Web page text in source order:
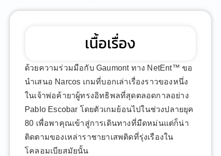
เนื้อเรื่อง
ด้วยความร่วมมือกับ Gaumont ทาง NetEnt™ ขอ
นำเสนอ Narcos เกมที่บอกเล่าเรื่องราวของหนึ่ง
ในเจ้าพ่อค้ายาผู้ทรงอิทธิพลที่สุดตลอดกาลอย่าง
Pablo Escobar โดยตัวเกมย้อนไปในช่วงปลายยุค
80 เพื่อพาคุณเข้าสู่การเดินทางที่มืดหม่นแต่ก็น่า
ติดตามของเหล่าราชายาเสพติดที่รุ่งเรืองใน
โคลอมเบียสมัยนั้น